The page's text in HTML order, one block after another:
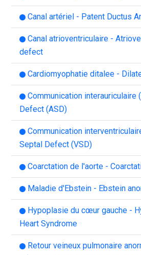
Canal artériel - Patent Ductus
Canal atrioventriculaire -
defect
Cardiomyophatie ditalee -
Communication interauriculaire
Defect (ASD)
Communication
Septal Defect (VSD)
Coarctation de l'aorte -
Maladie d'Ebstein - Ebstein
Hypoplasie du cœur gauche -
Heart Syndrome
Retour veineux pulmonaire